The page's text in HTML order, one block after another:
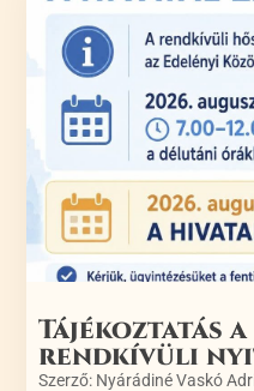
Tájékoztatás
rendkívüli
Szerző: Nyárádiné Vaskó